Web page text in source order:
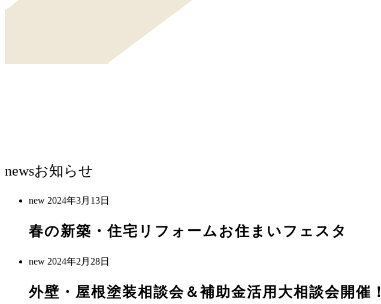
newsお知らせ
new 2024年3月13日
春の新築・住宅リフォームお住まいフェスタ
new 2024年2月28日
外壁・屋根塗装相談会＆補助金活用大相談会開催！